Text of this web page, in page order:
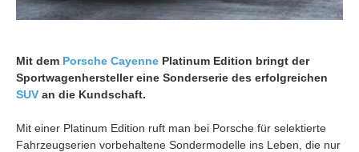
Mit dem Porsche Cayenne Platinum Edition bringt der
Sportwagenhersteller eine Sonderserie des erfolgreichen
SUV an die Kundschaft.
Mit einer Platinum Edition ruft man bei Porsche für selektierte
Fahrzeugserien vorbehaltene Sondermodelle ins Leben, die nur